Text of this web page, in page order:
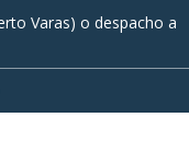
Varas) o despacho a